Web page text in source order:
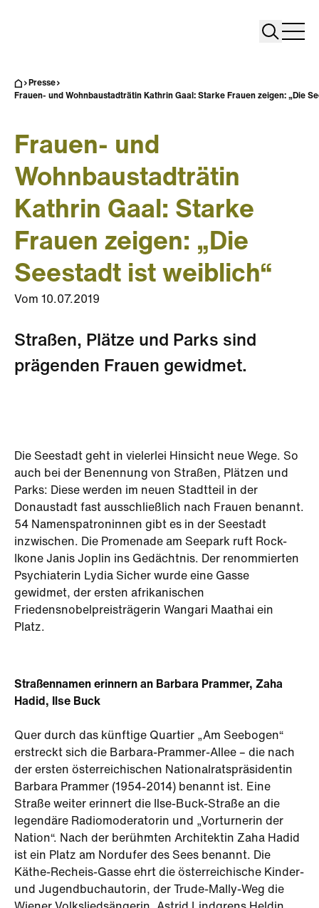
Search
Presse
Frauen- und Wohnbaustadträtin Kathrin Gaal: Starke Frauen zeigen: „Die
Frauen- und
Wohnbaustadträtin
Kathrin Gaal: Starke
Frauen zeigen: „Die
Seestadt ist weiblich“
Vom 10.07.2019
Straßen, Plätze und Parks sind
prägenden Frauen gewidmet.
Die Seestadt geht in vielerlei Hinsicht neue Wege. So
auch bei der Benennung von Straßen, Plätzen und
Parks: Diese werden im neuen Stadtteil in der
Donaustadt fast ausschließlich nach Frauen benannt.
54 Namenspatroninnen gibt es in der Seestadt
inzwischen. Die Promenade am Seepark ruft Rock-
Ikone Janis Joplin ins Gedächtnis. Der renommierten
Psychiaterin Lydia Sicher wurde eine Gasse
gewidmet, der ersten afrikanischen
Friedensnobelpreisträgerin Wangari Maathai ein
Platz.
Straßennamen erinnern an Barbara Prammer, Zaha
Hadid, Ilse Buck
Quer durch das künftige Quartier „Am Seebogen“
erstreckt sich die Barbara-Prammer-Allee – die nach
der ersten österreichischen Nationalratspräsidentin
Barbara Prammer (1954-2014) benannt ist. Eine
Straße weiter erinnert die Ilse-Buck-Straße an die
legendäre Radiomoderatorin und „Vorturnerin der
Nation“. Nach der berühmten Architektin Zaha Hadid
ist ein Platz am Nordufer des Sees benannt. Die
Käthe-Recheis-Gasse ehrt die österreichische Kinder-
und Jugendbuchautorin, der Trude-Mally-Weg die